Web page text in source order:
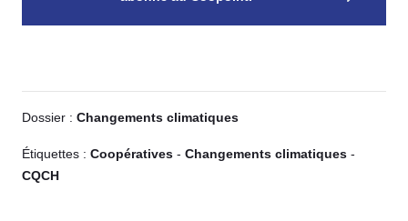
Dossier : Changements climatiques
Étiquettes : Coopératives - Changements climatiques -
CQCH